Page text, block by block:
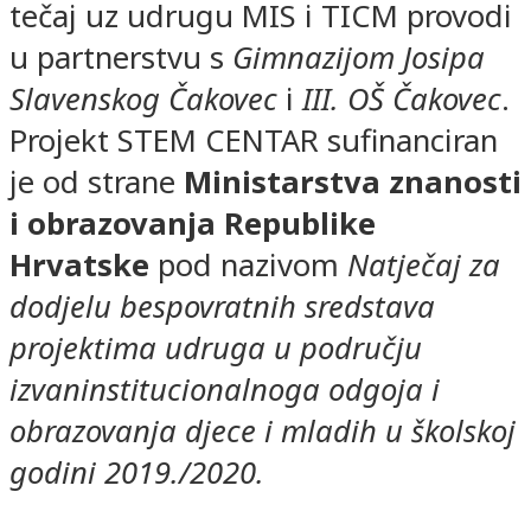
tečaj uz udrugu MIS i TICM provodi
u partnerstvu s Gimnazijom Josipa
Slavenskog Čakovec iIII. OŠ Čakovec.
Projekt STEM CENTAR sufinanciran
je od strane Ministarstva znanosti
i obrazovanja Republike
Hrvatske pod nazivom Natječaj za
dodjelu bespovratnih sredstava
projektima udruga u području
izvaninstitucionalnoga odgoja i
obrazovanja djece i mladih u školskoj
godini 2019./2020.